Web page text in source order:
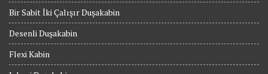
Bir Sabit İki Çalışır Duşakabin
Desenli Duşakabin
Flexi Kabin